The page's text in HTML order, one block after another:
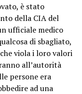
è stato
della CIA del
ufficiale medico
di sbagliato,
viola i loro valori
all’autorità
persone era
ad una